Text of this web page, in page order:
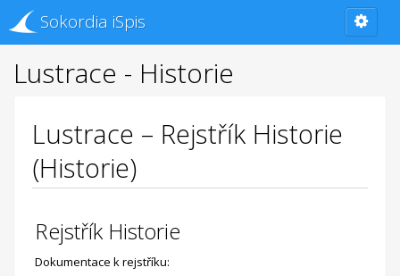
Sokordia iSpis
Lustrace - Historie
Lustrace – Rejstřík Historie
(Historie)
Rejstřík Historie
Dokumentace k rejstříku: